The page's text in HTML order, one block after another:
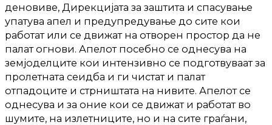
деновиве, Дирекцијата за заштита и спасување
упатува апел и предупредување до сите кои
работат или се движат на отворен простор да не
палат огнови. Апелот посебно се однесува на
земјоделците кои интензивно се подготвуваат за
пролетната сеидба и ги чистат и палат
отпадоците и стрништата на нивите. Апелот се
однесува и за оние кои се движат и работат во
шумите, на излетниците, но и на сите граѓани,